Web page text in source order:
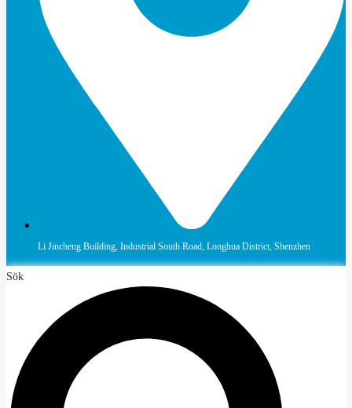
Li Jincheng Building, Industrial South Road, Longhua District, Shenzhen
Sök